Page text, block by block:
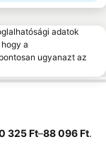
adatok
a
ugyanazt az
325 Ft–‎88 096 Ft.